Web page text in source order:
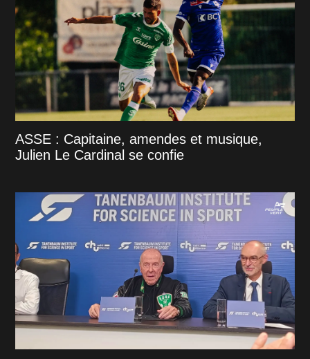
ASSE : Capitaine, amendes et musique,
Julien Le Cardinal se confie